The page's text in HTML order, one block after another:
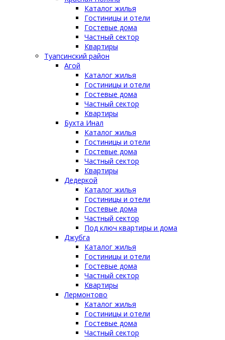
Каталог жилья
Гостиницы и отели
Гостевые дома
Частный сектор
Квартиры
Туапсинский район
Агой
Каталог жилья
Гостиницы и отели
Гостевые дома
Частный сектор
Квартиры
Бухта Инал
Каталог жилья
Гостиницы и отели
Гостевые дома
Частный сектор
Квартиры
Дедеркой
Каталог жилья
Гостиницы и отели
Гостевые дома
Частный сектор
Под ключ квартиры и дома
Джубга
Каталог жилья
Гостиницы и отели
Гостевые дома
Частный сектор
Квартиры
Лермонтово
Каталог жилья
Гостиницы и отели
Гостевые дома
Частный сектор